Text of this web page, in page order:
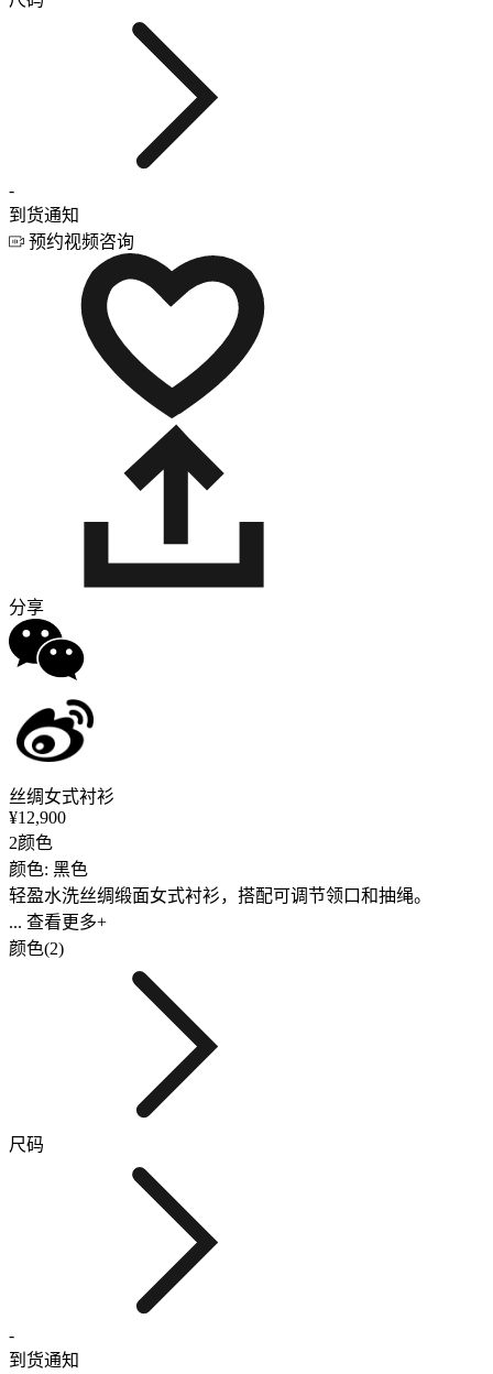
-
到货通知
预约视频咨询
分享
丝绸女式衬衫
¥12,900
2颜色
颜色: 黑色
轻盈水洗丝绸缎面女式衬衫，搭配可调节领口和抽绳。
... 查看更多+
颜色(2)
尺码
-
到货通知